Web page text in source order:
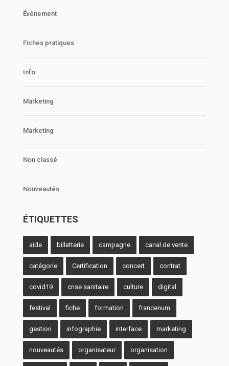
Événement
Fiches pratiques
Info
Marketing
Marketing
Non classé
Nouveautés
ÉTIQUETTES
aide billetterie campagne canal de vente
catégorie Certification concert contrat
covid19 crise sanitaire culture digital
festival fiche formation francenum
gestion infographie interface marketing
nouveautés organisateur organisation